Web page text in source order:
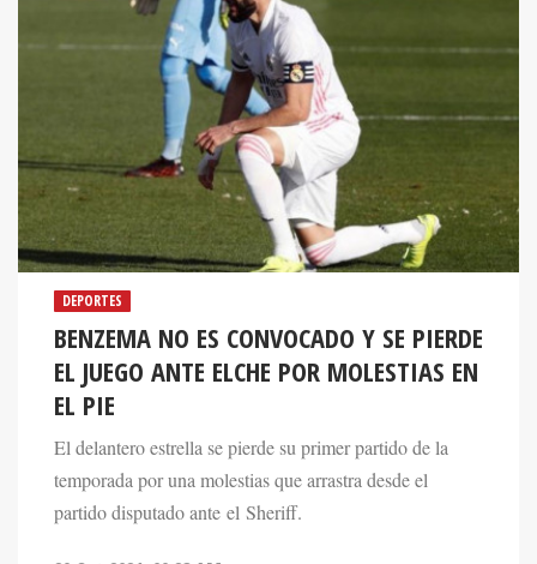
DEPORTES
BENZEMA NO ES CONVOCADO Y SE PIERDE
EL JUEGO ANTE ELCHE POR MOLESTIAS EN
EL PIE
El delantero estrella se pierde su primer partido de la
temporada por una molestias que arrastra desde el
partido disputado ante el Sheriff.